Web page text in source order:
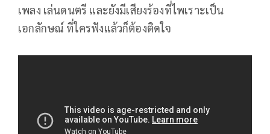
เพลง เล่นดนตรี และยังมีเสียงร้องที่ไพเราะเป็น
เอกลักษณ์ ที่ใครฟังแล้วก็ต้องติดใจ